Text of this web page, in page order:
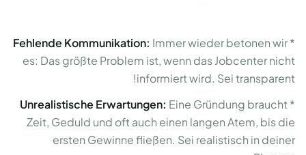
*
Fehlende Kommunikation: Immer wieder betonen wir
es: Das größte Problem ist, wenn das Jobcenter nicht
informiert wird. Sei transparent!
*
Unrealistische Erwartungen: Eine Gründung braucht
Zeit, Geduld und oft auch einen langen Atem, bis die
ersten Gewinne fließen. Sei realistisch in deiner